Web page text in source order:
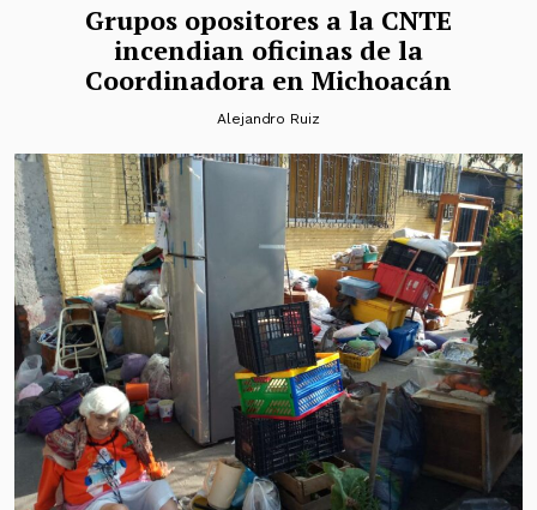
Grupos opositores a la CNTE
incendian oficinas de la
Coordinadora en Michoacán
Alejandro Ruiz